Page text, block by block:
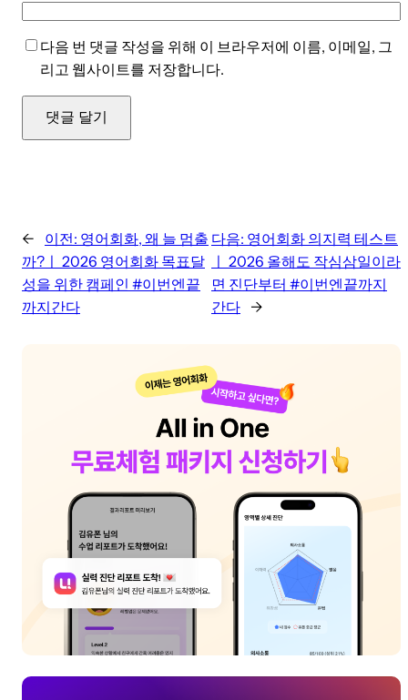
다음 번 댓글 작성을 위해 이 브라우저에 이름, 이메일, 그
리고 웹사이트를 저장합니다.
← 이전: 영어회화, 왜 늘 멈출
까?ㅣ 2026 영어회화 목표달
성을 위한 캠페인 #이번엔끝
까지간다
다음: 영어회화 의지력 테스트
ㅣ 2026 올해도 작심삼일이라
면 진단부터 #이번엔끝까지
간다 →